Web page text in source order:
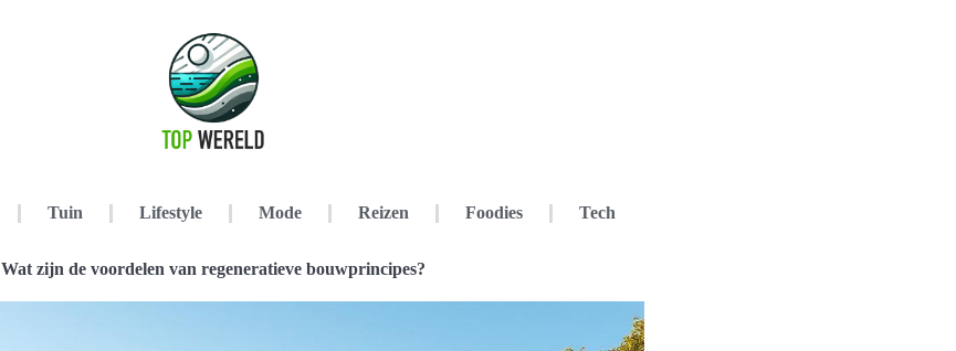
Tuin Lifestyle Mode Reizen Foodies Tech
Wat zijn de voordelen van regeneratieve bouwprincipes?